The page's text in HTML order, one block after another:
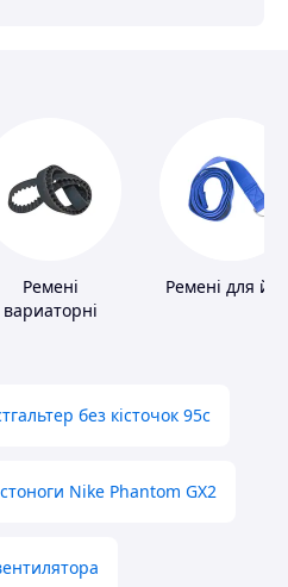
Ремені
вариаторні
Ремені для
без кісточок 95с
Nike Phantom GX2